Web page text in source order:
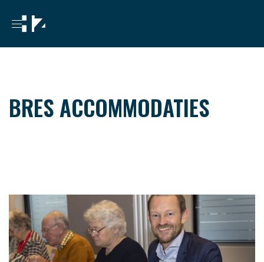
BRES ACCOMMODATIES